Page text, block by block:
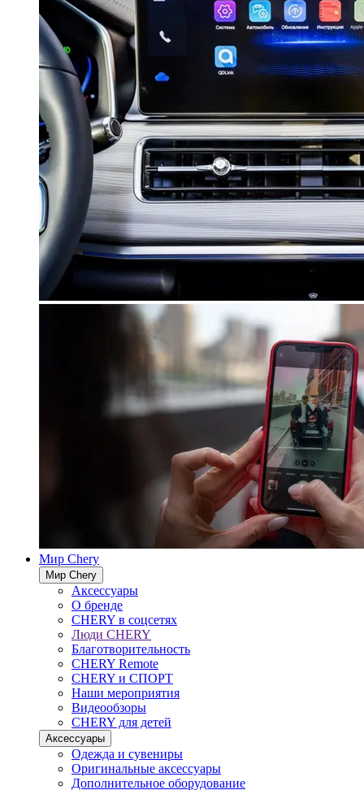
Мир Chery
Мир Chery
Аксессуары
О бренде
CHERY в соцсетях
Люди CHERY
Благотворительность
CHERY Remote
CHERY и СПОРТ
Наши мероприятия
Видеообзоры
CHERY для детей
Аксессуары
Одежда и сувениры
Оригинальные аксессуары
Дополнительное оборудование